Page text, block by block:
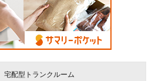
宅配型トランクルーム